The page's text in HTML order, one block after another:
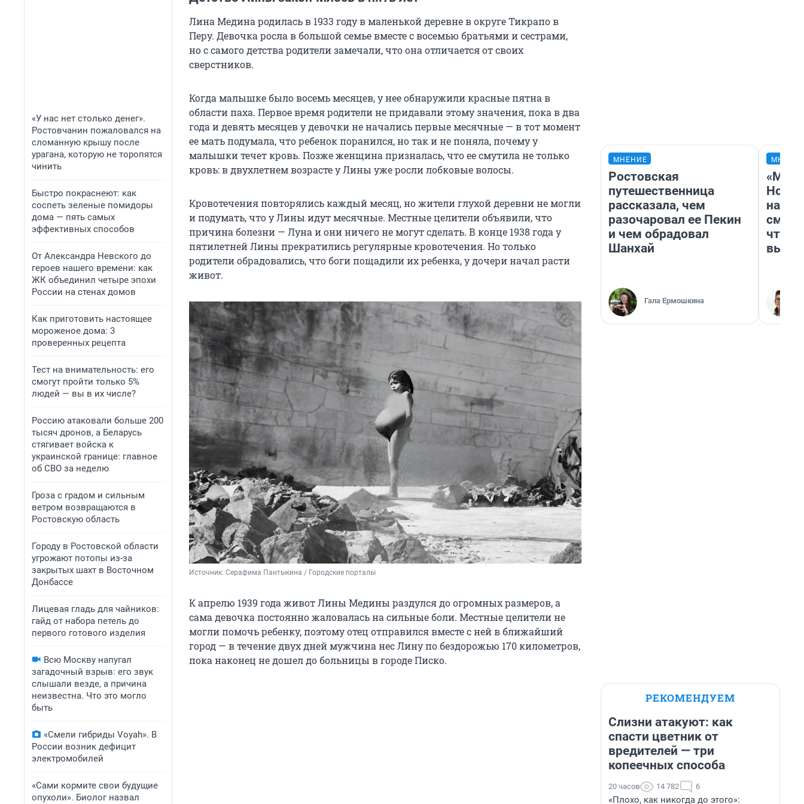
«У нас нет столько денег».
Ростовчанин пожаловался на
сломанную крышу после
урагана, которую не торопятся
чинить
Быстро покраснеют: как
соспеть зеленые помидоры
дома — пять самых
эффективных способов
От Александра Невского до
героев нашего времени: как
ЖК объединил четыре эпохи
России на стенах домов
Как приготовить настоящее
мороженое дома: 3
проверенных рецепта
Тест на внимательность: его
смогут пройти только 5%
людей — вы в их числе?
Россию атаковали больше 200
тысяч дронов, а Беларусь
стягивает войска к
украинской границе: главное
об СВО за неделю
Гроза с градом и сильным
ветром возвращаются в
Ростовскую область
Городу в Ростовской области
угрожают потопы из-за
закрытых шахт в Восточном
Донбассе
Лицевая гладь для чайников:
гайд от набора петель до
первого готового изделия
Всю Москву напугал
загадочный взрыв: его звук
слышали везде, а причина
неизвестна. Что это могло
быть
«Смели гибриды Voyah». В
России возник дефицит
электромобилей
«Сами кормите свои будущие
опухоли». Биолог назвал
Лина Медина родилась в 1933 году в маленькой деревне в округе Тикрапо в
Перу. Девочка росла в большой семье вместе с восемью братьями и сестрами,
но с самого детства родители замечали, что она отличается от своих
сверстников.
Когда малышке было восемь месяцев, у нее обнаружили красные пятна в
области паха. Первое время родители не придавали этому значения, пока в два
года и девять месяцев у девочки не начались первые месячные — в тот момент
ее мать подумала, что ребенок поранился, но так и не поняла, почему у
малышки течет кровь. Позже женщина призналась, что ее смутила не только
кровь: в двухлетнем возрасте у Лины уже росли лобковые волосы.
Кровотечения повторялись каждый месяц, но жители глухой деревни не могли
и подумать, что у Лины идут месячные. Местные целители объявили, что
причина болезни — Луна и они ничего не могут сделать. В конце 1938 года у
пятилетней Лины прекратились регулярные кровотечения. Но только
родители обрадовались, что боги пощадили их ребенка, у дочери начал расти
живот.
Источник: Серафима Пантыкина / Городские порталы
К апрелю 1939 года живот Лины Медины раздулся до огромных размеров, а
сама девочка постоянно жаловалась на сильные боли. Местные целители не
могли помочь ребенку, поэтому отец отправился вместе с ней в ближайший
город — в течение двух дней мужчина нес Лину по бездорожью 170 километров,
пока наконец не дошел до больницы в городе Писко.
МНЕНИЕ
Ростовская
путешественница
рассказала, чем
разочаровал ее Пекин
и чем обрадовал
Шанхай
Гала Ермошкина
«Мы
РЕКОМЕНДУЕМ
Слизни атакуют: как
спасти цветник от
вредителей — три
копеечных способа
20 часов 14 782 6
«Плохо, как никогда до этого»: